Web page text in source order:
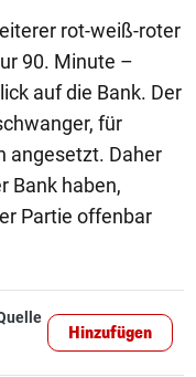
rot-weiß-roter
90. Minute –
auf die Bank. Der
für
angesetzt. Daher
Bank haben,
Partie offenbar
Hinzufügen